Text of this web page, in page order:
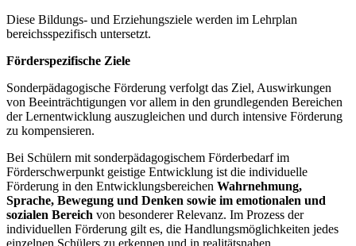
Diese Bildungs- und Erziehungsziele werden im Lehrplan
bereichsspezifisch untersetzt.
Förderspezifische Ziele
Sonderpädagogische Förderung verfolgt das Ziel, Auswirkungen
von Beeinträchtigungen vor allem in den grundlegenden Bereichen
der Lernentwicklung auszugleichen und durch intensive Förderung
zu kompensieren.
Bei Schülern mit sonderpädagogischem Förderbedarf im
Förderschwerpunkt geistige Entwicklung ist die individuelle
Förderung in den Entwicklungsbereichen Wahrnehmung,
Sprache, Bewegung und Denken sowie im emotionalen und
sozialen Bereich von besonderer Relevanz. Im Prozess der
individuellen Förderung gilt es, die Handlungsmöglichkeiten jedes
einzelnen Schülers zu erkennen und in realitätsnahen